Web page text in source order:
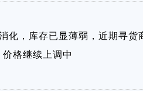
化，库存已显薄弱，近期寻
格继续上调中